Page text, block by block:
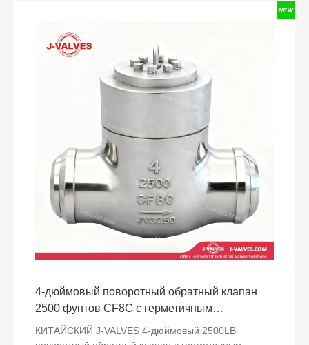
4-дюймовый поворотный обратный клапан
2500 фунтов CF8C с герметичным
уплотнением
КИТАЙСКИЙ J-VALVES 4-дюймовый 2500LB